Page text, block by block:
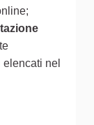
nel